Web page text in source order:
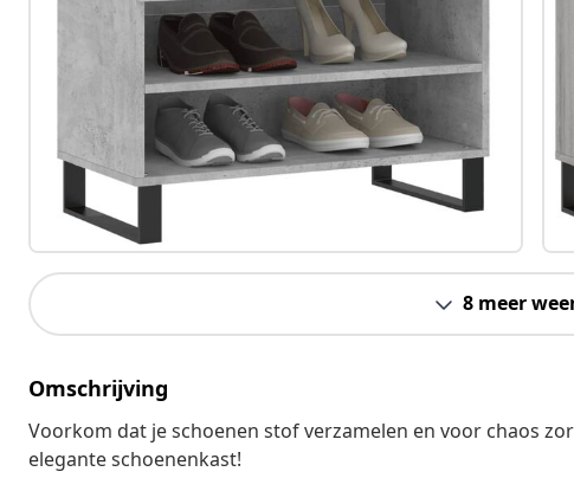
8 meer
Omschrijving
Voorkom dat je schoenen stof verzamelen en voor chaos
elegante schoenenkast!